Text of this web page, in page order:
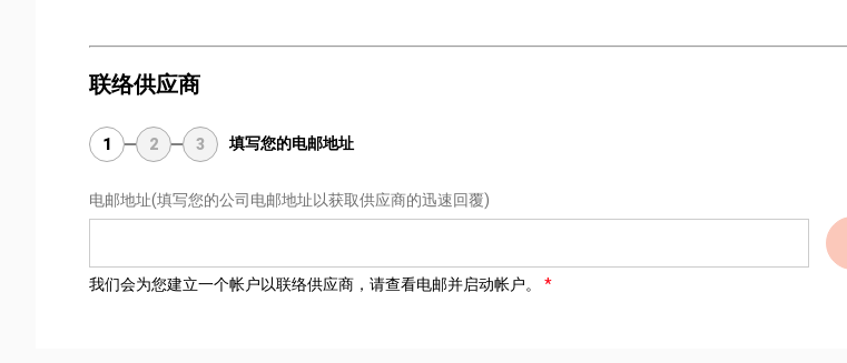
联络供应商
1 2 3 填写您的电邮地址
电邮地址(填写您的公司电邮地址以获取供应商的迅速回覆)
我们会为您建立一个帐户以联络供应商，请查看电邮并启动帐户。